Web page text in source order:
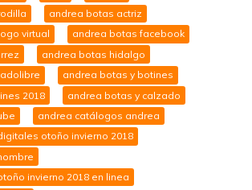
andrea botas actriz
virtual
andrea botas facebook
andrea botas hidalgo
andrea botas y botines
2018
andrea botas y calzado
andrea catálogos andrea
otoño invierno 2018
invierno 2018 en linea